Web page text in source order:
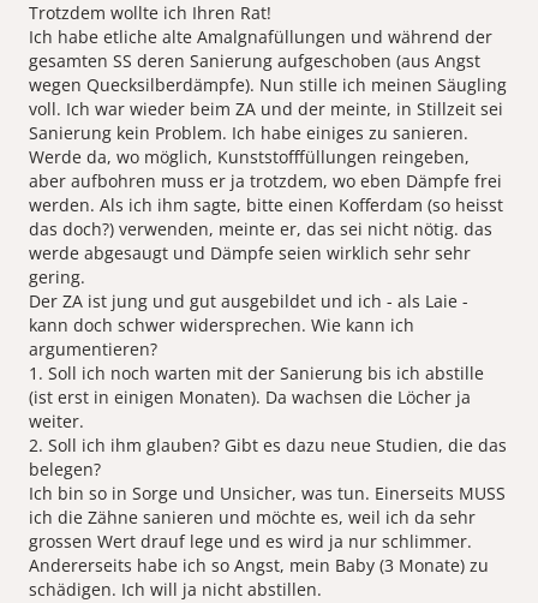
Trotzdem wollte ich Ihren Rat!
Ich habe etliche alte Amalgnafüllungen und während der
gesamten SS deren Sanierung aufgeschoben (aus Angst
wegen Quecksilberdämpfe). Nun stille ich meinen Säugling
voll. Ich war wieder beim ZA und der meinte, in Stillzeit sei
Sanierung kein Problem. Ich habe einiges zu sanieren.
Werde da, wo möglich, Kunststofffüllungen reingeben,
aber aufbohren muss er ja trotzdem, wo eben Dämpfe frei
werden. Als ich ihm sagte, bitte einen Kofferdam (so heisst
das doch?) verwenden, meinte er, das sei nicht nötig. das
werde abgesaugt und Dämpfe seien wirklich sehr sehr
gering.
Der ZA ist jung und gut ausgebildet und ich - als Laie -
kann doch schwer widersprechen. Wie kann ich
argumentieren?
1. Soll ich noch warten mit der Sanierung bis ich abstille
(ist erst in einigen Monaten). Da wachsen die Löcher ja
weiter.
2. Soll ich ihm glauben? Gibt es dazu neue Studien, die das
belegen?
Ich bin so in Sorge und Unsicher, was tun. Einerseits MUSS
ich die Zähne sanieren und möchte es, weil ich da sehr
grossen Wert drauf lege und es wird ja nur schlimmer.
Andererseits habe ich so Angst, mein Baby (3 Monate) zu
schädigen. Ich will ja nicht abstillen.